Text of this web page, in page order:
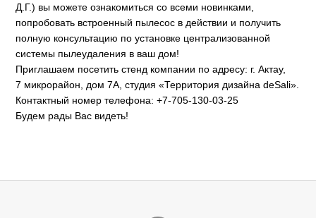
Д.Г.) вы можете ознакомиться со всеми новинками,
попробовать встроенный пылесос в действии и получить
полную консультацию по установке централизованной
системы пылеудаления в ваш дом!
Приглашаем посетить стенд компании по адресу: г. Актау,
7 микрорайон, дом 7А, студия «Территория дизайна deSali».
Контактный номер телефона: +7-705-130-03-25
Будем рады Вас видеть!